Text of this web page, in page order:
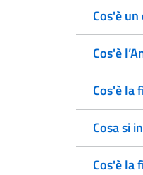
Cos'è
Cos'è
Cos'è la
Cosa si
Cos'è la